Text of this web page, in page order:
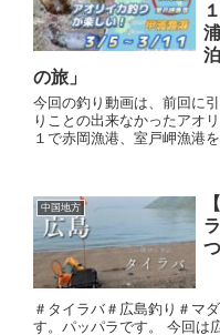
の旅」
今回の釣り動画は、前回に
りことの出来なかったアオ
１で赤岡漁港、室戸岬漁港
中国地方
＃タイラバ＃広島釣り＃マ
す。パッパラです。 今回は